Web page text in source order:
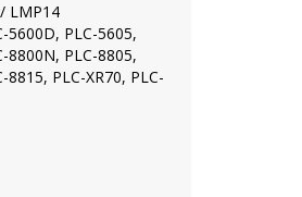
LMP14
5600D, PLC-5605,
8800N, PLC-8805,
8815, PLC-XR70, PLC-